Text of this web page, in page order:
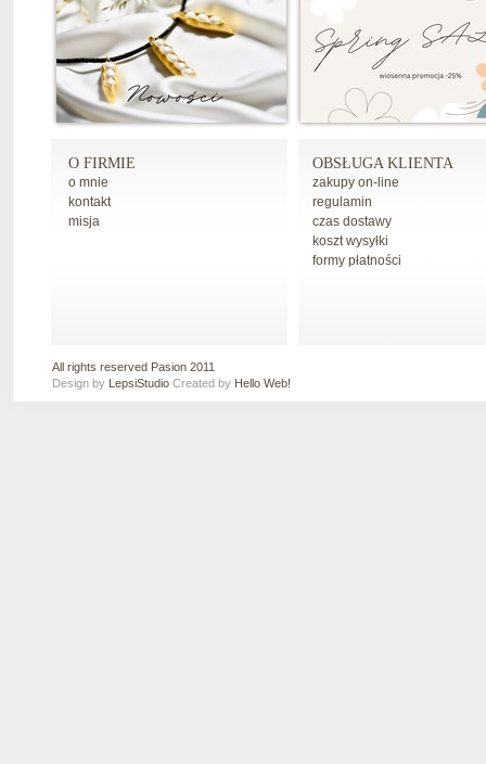
O FIRMIE
o mnie
kontakt
misja
OBSŁUGA KLIENTA
zakupy on-line
regulamin
czas dostawy
koszt wysyłki
formy płatności
All rights reserved Pasion 2011
Design by LepsiStudio Created by Hello Web!